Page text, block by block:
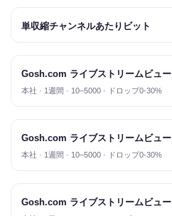
単収縮チャンネルあたりビット
Gosh.com ライブストリームビュー
本社 · 1週間 · 10–5000 · ドロップ0-30%
Gosh.com ライブストリームビュー
本社 · 1週間 · 10–5000 · ドロップ0-30%
Gosh.com ライブストリームビュー